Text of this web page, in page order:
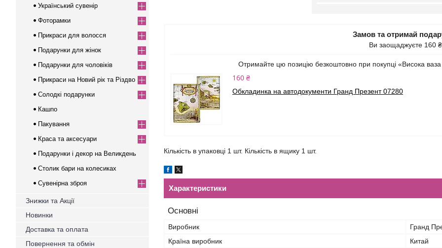
Замов та отримай
Ви заощаджуєте 160 ₴
Отримайте цю позицію безкоштовно при покупці «Висока
160 ₴
Обкладинка на автодокументи Гранд Презент 07280
Кількість в упаковці 1 шт. Кількість в ящику 1 шт.
Характеристики
Основні
Виробник
Гранд
Країна виробник
Китай
Український сувенір
Фоторамки
Прикраси для волосся
Подарунки для жінок
Подарунки для чоловіків
Прикраси на Новий рік та Різдво
Солодкі подарунки
Кашпо
Пакування
Краса та аксесуари
Подарунки і декор на Великдень
Столик бари на колесиках
Сувенірна зброя
Знижки та Акції
Новинки
Доставка та оплата
Повернення та обмін